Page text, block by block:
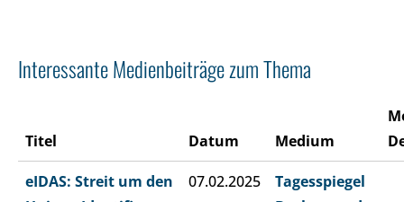
Interessante Medienbeiträge zum Thema
Titel Datum Medium
eIDAS: Streit um den
07.02.2025
Tagesspiegel